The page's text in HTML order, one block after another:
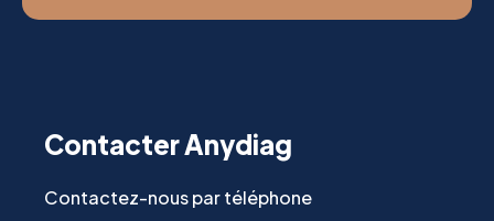
Contacter Anydiag
Contactez-nous par téléphone